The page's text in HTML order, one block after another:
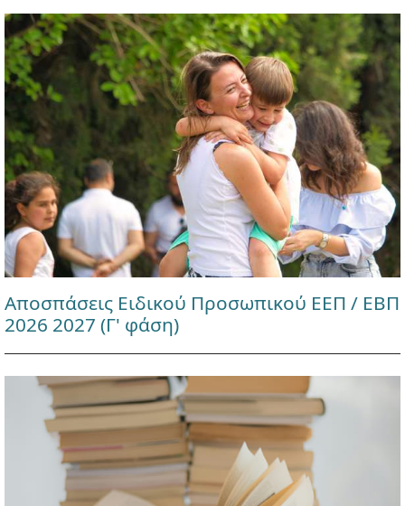
Αποσπάσεις Ειδικού Προσωπικού ΕΕΠ / ΕΒΠ
2026 2027 (Γ' φάση)